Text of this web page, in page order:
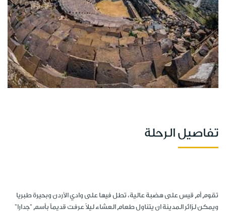
تفاصيل الرحلة
تقوم أم قيس على هضبة عالية، تطل فيها على وادي الأردن وبحيرة طبريا
ويمكن لزائر المدينة ان يتناول طعام العشاء ليلاً عرفت قديماً بأسم "جدارا"